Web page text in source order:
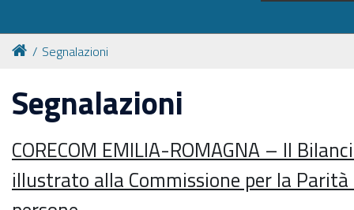
Segnalazioni
Segnalazioni
CORECOM EMILIA-ROMAGNA – Il
illustrato alla Commissione per la